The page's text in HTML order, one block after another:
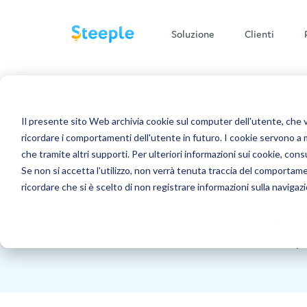
Il presente sito Web archivia cookie sul computer dell'utente,
ricordare i comportamenti dell'utente in futuro. I cookie servono a
che tramite altri supporti. Per ulteriori informazioni sui cookie,
Se non si accetta l'utilizzo, non verrà tenuta traccia del
ricordare che si è scelto di non registrare informazioni sulla
Soluzione
Multidevice
Applicazioni
Clienti
Referenze dei clienti
Manifatturiero
Edilizia e costruzioni
Trasporto
Ultimi articoli
implementare un
processo di mobilità
Blog e
Risorse da
Tutti i post del
L'azienda
Chi siamo
le tue